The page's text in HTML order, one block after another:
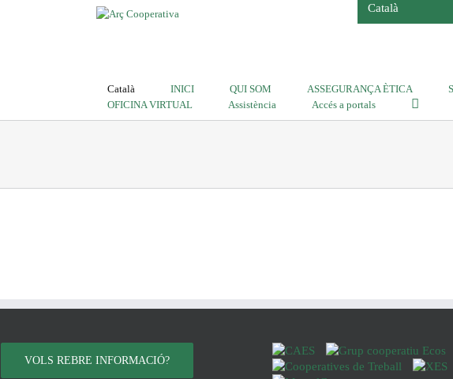
Català
Català INICI QUI SOM ASSEGURANÇA ÈTICA
OFICINA VIRTUAL
Assistència Accés a portals
VOLS REBRE INFORMACIÓ?